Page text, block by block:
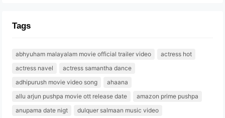
Tags
abhyuham malayalam movie official trailer video
actress hot
actress navel
actress samantha dance
adhipurush movie video song
ahaana
allu arjun pushpa movie ott release date
amazon prime pushpa
anupama date nigt
dulquer salmaan music video